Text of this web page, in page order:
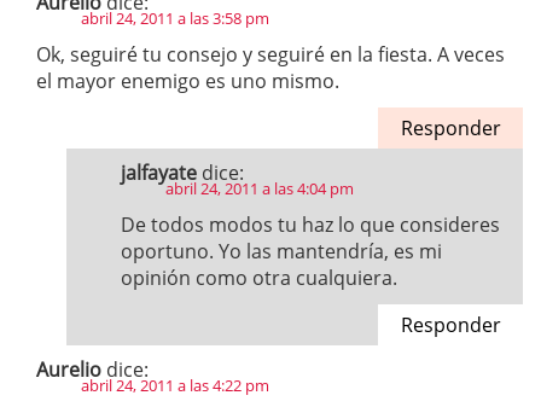
abril 24, 2011 a las 3:58 pm
Ok, seguiré tu consejo y seguiré en la fiesta. A veces
el mayor enemigo es uno mismo.
Responder
jalfayate dice:
abril 24, 2011 a las 4:04 pm
De todos modos tu haz lo que consideres
oportuno. Yo las mantendría, es mi
opinión como otra cualquiera.
Responder
Aurelio dice:
abril 24, 2011 a las 4:22 pm